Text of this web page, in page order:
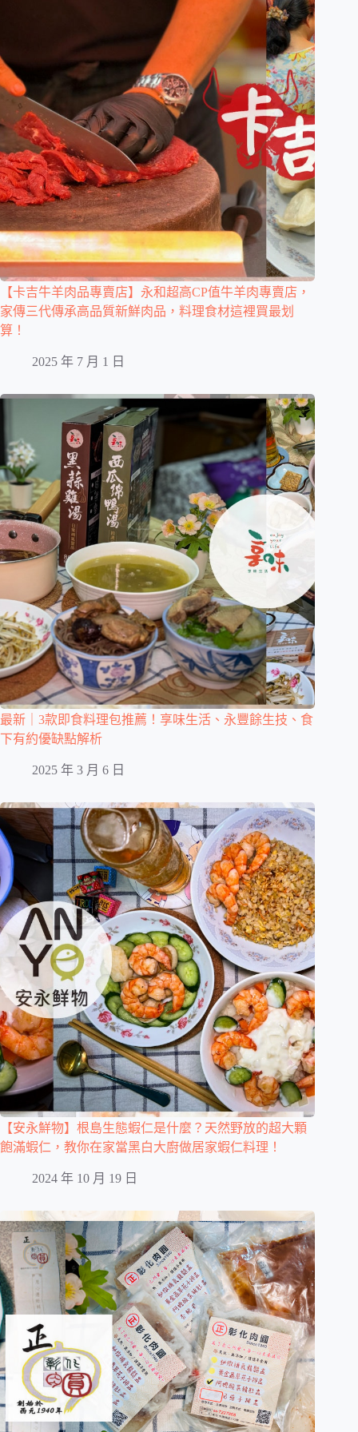
【卡吉牛羊肉品專賣店】永和超高CP值牛羊肉專賣店，
家傳三代傳承高品質新鮮肉品，料理食材這裡買最划
算！
2025 年 7 月 1 日
最新｜3款即食料理包推薦！享味生活、永豐餘生技、食
下有約優缺點解析
2025 年 3 月 6 日
【安永鮮物】根島生態蝦仁是什麼？天然野放的超大顆
飽滿蝦仁，教你在家當黑白大廚做居家蝦仁料理！
2024 年 10 月 19 日